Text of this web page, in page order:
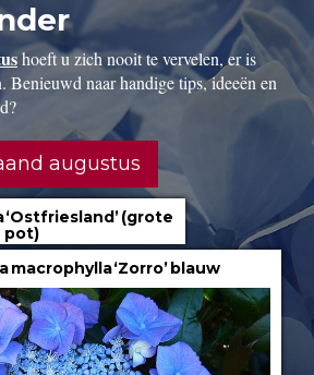
hoeft u zich nooit te vervelen, er is
Benieuwd naar handige tips, ideeën en
augustus
‘Ostfriesland’ (grote
pot)
macrophylla ‘Zorro’ blauw